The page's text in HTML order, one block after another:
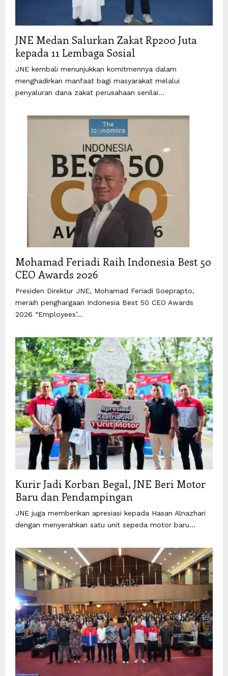
JNE Medan Salurkan Zakat Rp200 Juta
kepada 11 Lembaga Sosial
JNE kembali menunjukkan komitmennya dalam
menghadirkan manfaat bagi masyarakat melalui
penyaluran dana zakat perusahaan senilai...
Mohamad Feriadi Raih Indonesia Best 50
CEO Awards 2026
Presiden Direktur JNE, Mohamad Feriadi Soeprapto,
meraih penghargaan Indonesia Best 50 CEO Awards
2026 “Employees’...
Kurir Jadi Korban Begal, JNE Beri Motor
Baru dan Pendampingan
JNE juga memberikan apresiasi kepada Hasan Alnazhari
dengan menyerahkan satu unit sepeda motor baru...